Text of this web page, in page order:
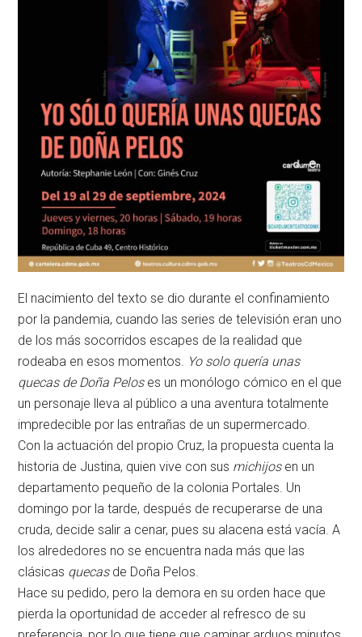
El nacimiento del texto se dio durante el confinamiento
por la pandemia, cuando las series de televisión eran uno
de los más socorridos escapes de la realidad que
rodeaba en esos momentos. Yo solo quería unas
quecas de Doña Peloses un monólogo cómico en el que
un personaje lleva al público a una aventura totalmente
impredecible por las entrañas de un supermercado.
Con la actuación del propio Cruz, la propuesta cuenta la
historia de Justina, quien vive con sus michijosen un
departamento pequeño de la colonia Portales. Un
domingo por la tarde, después de recuperarse de una
cruda, decide salir a cenar, pues su alacena está vacía. A
los alrededores no se encuentra nada más que las
clásicas quecasde Doña Pelos.
Hace su pedido, pero la demora en su orden hace que
pierda la oportunidad de acceder al refresco de su